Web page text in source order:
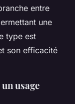
entre
une
type est
son efficacité
usage